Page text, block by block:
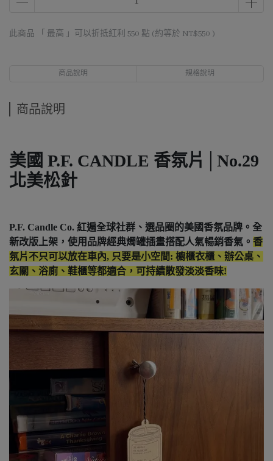
此商品 「 最高 」可以折抵紅利 550 點 (約等於 NT$550 )
商品說明 規格說明
商品說明
美國 P.F. CANDLE 香氛片│No.29
北美松針
P.F. Candle Co. 紅遍全球社群、選品圈的美國香氛品牌。全
新改版上架，使用品牌經典燭罐插畫搭配人氣暢銷香氣。 香
氛片 不只可以放在車內, 只要是小空間: 櫥櫃衣櫃、辦公桌、
玄關、浴廁、鞋櫃等都適合，可持續散發淡淡香味!